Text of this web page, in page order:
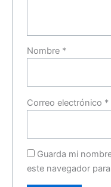
Nombre *
Correo electrónico *
Guarda mi
este navegador